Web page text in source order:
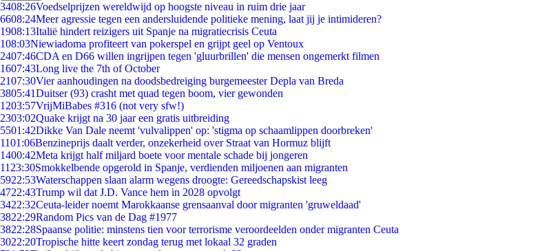
3408:26Voedselprijzen wereldwijd op hoogste niveau in ruim drie jaar
6608:24Meer agressie tegen een andersluidende politieke mening, laat jij je intimideren?
1908:13Italië hindert reizigers uit Spanje na migratiecrisis Ceuta
108:03Niewiadoma profiteert van pokerspel en grijpt geel op Ventoux
2407:46CDA en D66 willen ingrijpen tegen 'gluurbrillen' die mensen ongemerkt filmen
1607:43Long live the 7th of October
2107:30Vier aanhoudingen na doodsbedreiging burgemeester Depla van Breda
3805:41Duitser (93) crasht met quad tegen boom, vier gewonden
1203:57VrijMiBabes #316 (not very sfw!)
2303:02Quake krijgt na 30 jaar een gratis uitbreiding
5501:42Dikke Van Dale neemt 'vulvalippen' op: 'stigma op schaamlippen doorbreken'
1101:06Benzineprijs daalt verder, onzekerheid over Straat van Hormuz blijft
1400:42Meta krijgt half miljard boete voor mentale schade bij jongeren
11 23:30Smokkelbende opgerold in Spanje, verdienden miljoenen aan migranten
5922:53Waterschappen slaan alarm wegens droogte: Gereedschapskist leeg
4722:43Trump wil dat J.D. Vance hem in 2028 opvolgt
3422:32Ceuta-leider noemt Marokkaanse grensaanval door migranten 'gruweldaad'
3822:29Random Pics van de Dag #1977
3822:28Spaanse politie: minstens tien voor terrorisme veroordeelden onder migranten Ceuta
3022:20Tropische hitte keert zondag terug met lokaal 32 graden